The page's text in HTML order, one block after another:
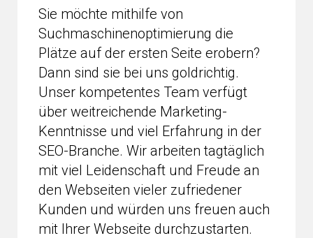
Sie möchte mithilfe von
Suchmaschinenoptimierung die
Plätze auf der ersten Seite erobern?
Dann sind sie bei uns goldrichtig.
Unser kompetentes Team verfügt
über weitreichende Marketing-
Kenntnisse und viel Erfahrung in der
SEO-Branche. Wir arbeiten tagtäglich
mit viel Leidenschaft und Freude an
den Webseiten vieler zufriedener
Kunden und würden uns freuen auch
mit Ihrer Webseite durchzustarten.